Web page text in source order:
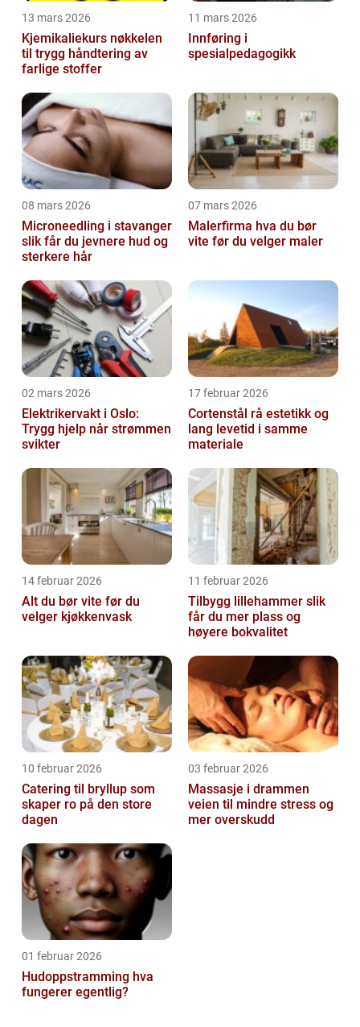
13 mars 2026
Kjemikaliekurs nøkkelen
til trygg håndtering av
farlige stoffer
11 mars 2026
Innføring i
spesialpedagogikk
08 mars 2026
Microneedling i stavanger
slik får du jevnere hud og
sterkere hår
07 mars 2026
Malerfirma hva du bør
vite før du velger maler
02 mars 2026
Elektrikervakt i Oslo:
Trygg hjelp når strømmen
svikter
17 februar 2026
Cortenstål rå estetikk og
lang levetid i samme
materiale
14 februar 2026
Alt du bør vite før du
velger kjøkkenvask
11 februar 2026
Tilbygg lillehammer slik
får du mer plass og
høyere bokvalitet
10 februar 2026
Catering til bryllup som
skaper ro på den store
dagen
03 februar 2026
Massasje i drammen
veien til mindre stress og
mer overskudd
01 februar 2026
Hudoppstramming hva
fungerer egentlig?